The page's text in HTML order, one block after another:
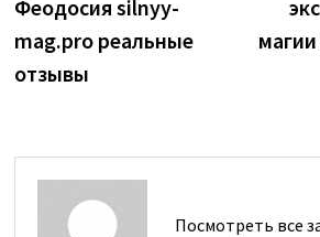
записям
Феодосия silnyy-
mag.pro реальные
отзывы
Посмотреть все